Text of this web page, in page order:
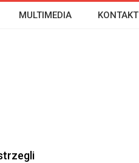
MULTIMEDIA KONTAKT